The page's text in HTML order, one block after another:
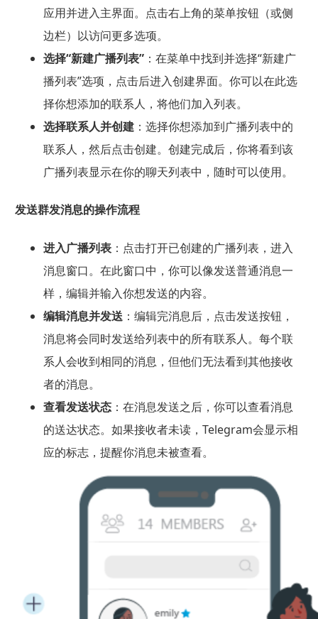
应用并进入主界面。点击右上角的菜单按钮（或侧
边栏）以访问更多选项。
选择“新建广播列表”：在菜单中找到并选择“新建广
播列表”选项，点击后进入创建界面。你可以在此选
择你想添加的联系人，将他们加入列表。
选择联系人并创建：选择你想添加到广播列表中的
联系人，然后点击创建。创建完成后，你将看到该
广播列表显示在你的聊天列表中，随时可以使用。
发送群发消息的操作流程
进入广播列表：点击打开已创建的广播列表，进入
消息窗口。在此窗口中，你可以像发送普通消息一
样，编辑并输入你想发送的内容。
编辑消息并发送：编辑完消息后，点击发送按钮，
消息将会同时发送给列表中的所有联系人。每个联
系人会收到相同的消息，但他们无法看到其他接收
者的消息。
查看发送状态：在消息发送之后，你可以查看消息
的送达状态。如果接收者未读，Telegram会显示相
应的标志，提醒你消息未被查看。